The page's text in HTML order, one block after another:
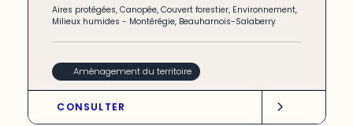
Aires protégées,Canopée,Couvert forestier, Environnement,
Milieux humides - Montérégie, Beauharnois-Salaberry
Aménagement du territoire
CONSULTER